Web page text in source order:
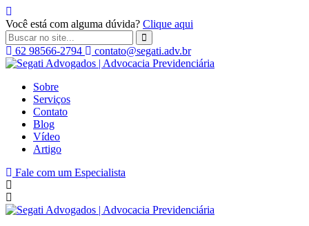
Você está com alguma dúvida? Clique aqui
62 98566-2794
contato@segati.adv.br
Sobre
Serviços
Contato
Blog
Vídeo
Artigo
Fale com um Especialista